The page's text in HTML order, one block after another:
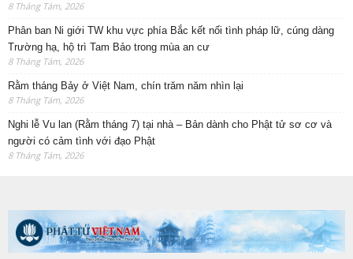
8 Tháng Tám, 2026
Phân ban Ni giới TW khu vực phía Bắc kết nối tình pháp lữ, cúng dàng
Trường hạ, hộ trì Tam Bảo trong mùa an cư
8 Tháng Tám, 2026
Rằm tháng Bảy ở Việt Nam, chín trăm năm nhìn lại
8 Tháng Tám, 2026
Nghi lễ Vu lan (Rằm tháng 7) tại nhà – Bản dành cho Phật tử sơ cơ và
người có cảm tình với đạo Phật
8 Tháng Tám, 2026